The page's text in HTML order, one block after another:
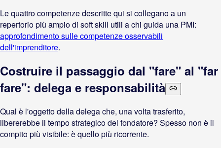
Le quattro competenze descritte qui si collegano a un
repertorio più ampio di soft skill utili a chi guida una PMI:
approfondimento sulle competenze osservabili
dell'imprenditore.
Costruire il passaggio dal "fare" al "far
fare": delega e responsabilità
Qual è l'oggetto della delega che, una volta trasferito,
libererebbe il tempo strategico del fondatore? Spesso non è il
compito più visibile: è quello più ricorrente.